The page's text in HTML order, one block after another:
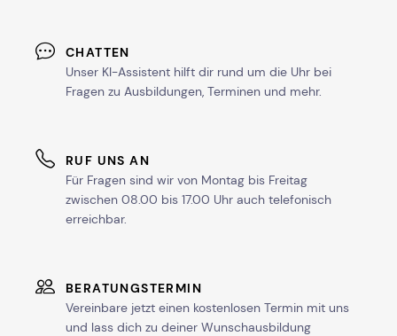
CHATTEN
Unser KI-Assistent hilft dir rund um die Uhr bei
Fragen zu Ausbildungen, Terminen und mehr.
RUF UNS AN
Für Fragen sind wir von Montag bis Freitag
zwischen 08.00 bis 17.00 Uhr auch telefonisch
erreichbar.
BERATUNGSTERMIN
Vereinbare jetzt einen kostenlosen Termin mit uns
und lass dich zu deiner Wunschausbildung